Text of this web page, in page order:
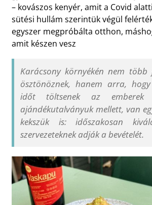
– kovászos kenyér, amit a Covid
sütési hullám szerintük végül
egyszer megpróbálta otthon,
amit készen vesz
Karácsony környékén nem több
ösztönöznek, hanem arra,
időt töltsenek az emberek
ajándékutalványuk mellett, van
kekszük is: időszakosan
szervezeteknek adják a bevételét.